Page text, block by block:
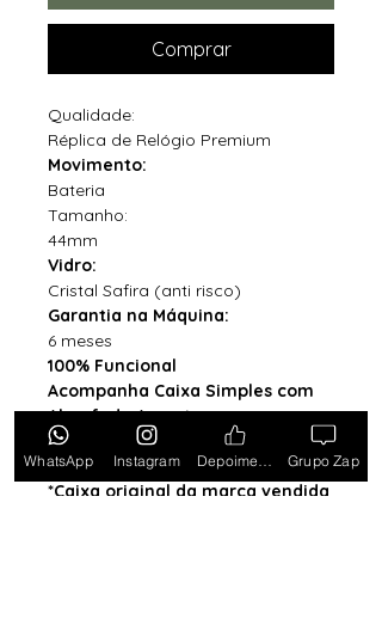
Comprar
Qualidade:
Réplica de Relógio Premium
Movimento:
Bateria
Tamanho:
44mm
Vidro:
Cristal Safira (anti risco)
Garantia na Máquina:
6 meses
100% Funcional
Acompanha Caixa Simples com
Almofada (exceto para os
estados PB, SE, RR, MT, PE e AL)
*Caixa original da marca vendida
WhatsApp Instagram Grupo Zap